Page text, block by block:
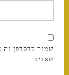
שמור בדפדפן
שאגיב.